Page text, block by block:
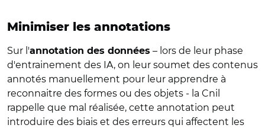
Minimiser les annotations
Sur l'annotation des données – lors de leur phase
d'entrainement des IA, on leur soumet des contenus
annotés manuellement pour leur apprendre à
reconnaitre des formes ou des objets - la Cnil
rappelle que mal réalisée, cette annotation peut
introduire des biais et des erreurs qui affectent les